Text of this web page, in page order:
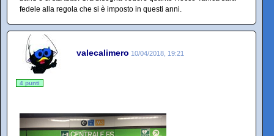
fedele alla regola che si è imposto in questi anni.
valecalimero 10/04/2018, 19:21
4 punti